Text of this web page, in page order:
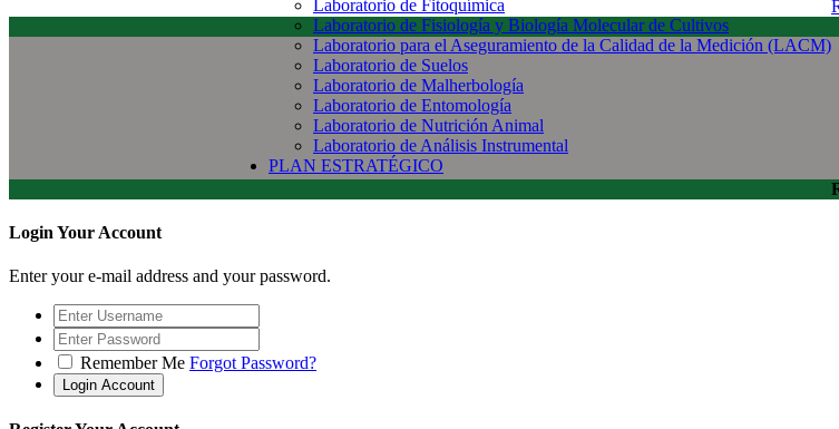
Laboratorio de Fitoquímica
Laboratorio de Fisiología y Biología Molecular de Cultivos
Laboratorio para el Aseguramiento de la Calidad de la Medición (LACM)
Laboratorio de Suelos
Laboratorio de Malherbología
Laboratorio de Entomología
Laboratorio de Nutrición Animal
Laboratorio de Análisis Instrumental
PLAN ESTRATÉGICO
Login Your Account
Enter your e-mail address and your password.
Remember Me Forgot Password?